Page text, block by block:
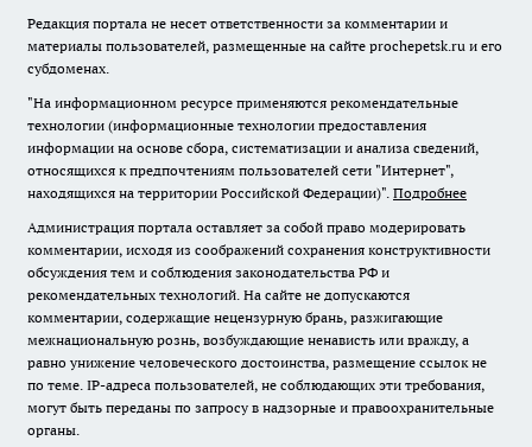
Редакция портала не несет ответственности за комментарии и
материалы пользователей, размещенные на сайте prochepetsk.ru и его
субдоменах.
"На информационном ресурсе применяются рекомендательные
технологии (информационные технологии предоставления
информации на основе сбора, систематизации и анализа сведений,
относящихся к предпочтениям пользователей сети "Интернет",
находящихся на территории Российской Федерации)". Подробнее
Администрация портала оставляет за собой право модерировать
комментарии, исходя из соображений сохранения конструктивности
обсуждения тем и соблюдения законодательства РФ и
рекомендательных технологий. На сайте не допускаются
комментарии, содержащие нецензурную брань, разжигающие
межнациональную рознь, возбуждающие ненависть или вражду, а
равно унижение человеческого достоинства, размещение ссылок не
по теме. IP-адреса пользователей, не соблюдающих эти требования,
могут быть переданы по запросу в надзорные и правоохранительные
органы.